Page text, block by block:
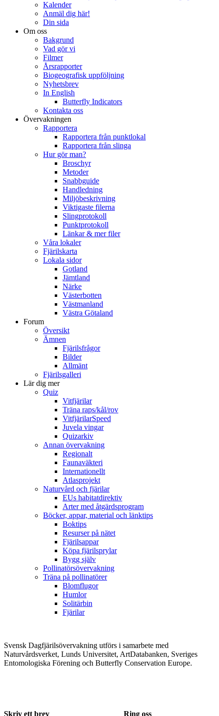
Kalender
Anmäl dig här!
Din sida
Om oss
Bakgrund
Vad gör vi
Filmer
Årsrapporter
Biogeografisk uppföljning
Nyhetsbrev
In English
Butterfly Indicators
Kontakta oss
Övervakningen
Rapportera
Rapportera från punktlokal
Rapportera från slinga
Hur gör man?
Broschyr
Metoder
Snabbguide
Handledning
Miljöbeskrivning
Viktigaste filerna
Slingprotokoll
Punktprotokoll
Länkar & mer filer
Våra lokaler
Fjärilskarta
Lokala sidor
Gotland
Jämtland
Närke
Västerbotten
Västmanland
Västra Götaland
Forum
Översikt
Ämnen
Fjärilsfrågor
Bilder
Allmänt
Fjärilsgalleri
Lär dig mer
Quiz
Vitfjärilar
Träna raps/kål/rov
VitfjärilarSpeed
Juvela vingar
Quizarkiv
Annan övervakning
Regionalt
Faunaväkteri
Internationellt
Atlasprojekt
Naturvård och fjärilar
EUs habitatdirektiv
Arter med åtgärdsprogram
Böcker, appar, material och länktips
Boktips
Resurser på nätet
Fjärilsappar
Köpa fjärilsprylar
Bygg själv
Pollinatörsövervakning
Träna på pollinatörer
Blomflugor
Humlor
Solitärbin
Fjärilar
Svensk Dagfjärilsövervakning utförs i samarbete med
Naturvårdsverket, Lunds Universitet, ArtDatabanken, Sveriges
Entomologiska Förening och Butterfly Conservation Europe.
Skriv ett brev Ring oss